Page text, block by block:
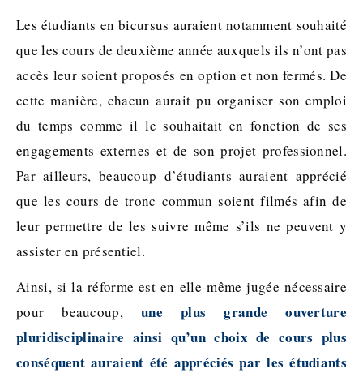
Les étudiants en bicursus auraient notamment souhaité
que les cours de deuxième année auxquels ils n’ont pas
accès leur soient proposés en option et non fermés. De
cette manière, chacun aurait pu organiser son emploi
du temps comme il le souhaitait en fonction de ses
engagements externes et de son projet professionnel.
Par ailleurs, beaucoup d’étudiants auraient apprécié
que les cours de tronc commun soient filmés afin de
leur permettre de les suivre même s’ils ne peuvent y
assister en présentiel.
Ainsi, si la réforme est en elle-même jugée nécessaire
pour beaucoup,une plus grande ouverture
pluridisciplinaire ainsi qu’un choix de cours plus
conséquent auraient été appréciés par les étudiants